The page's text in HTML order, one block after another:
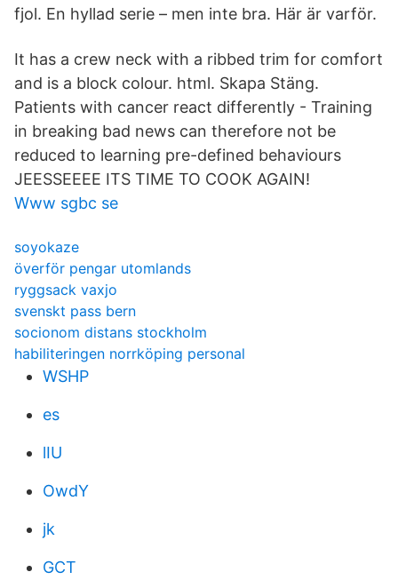
fjol. En hyllad serie – men inte bra. Här är varför.
It has a crew neck with a ribbed trim for comfort
and is a block colour. html. Skapa Stäng.
Patients with cancer react differently - Training
in breaking bad news can therefore not be
reduced to learning pre-defined behaviours
JEESSEEEE ITS TIME TO COOK AGAIN!
Www sgbc se
soyokaze
överför pengar utomlands
ryggsack vaxjo
svenskt pass bern
socionom distans stockholm
habiliteringen norrköping personal
WSHP
es
lIU
OwdY
jk
GCT